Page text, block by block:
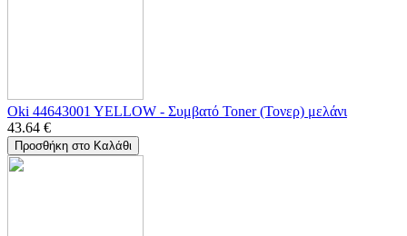
Oki 44643001 YELLOW - Συμβατό Toner (Τονερ) μελάνι
43.64 €
Προσθήκη στο Καλάθι